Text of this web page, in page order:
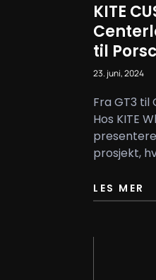
KITE
til
23. juni, 2024
Fra GT3 til
Hos KITE
prosjekt,
LES MER